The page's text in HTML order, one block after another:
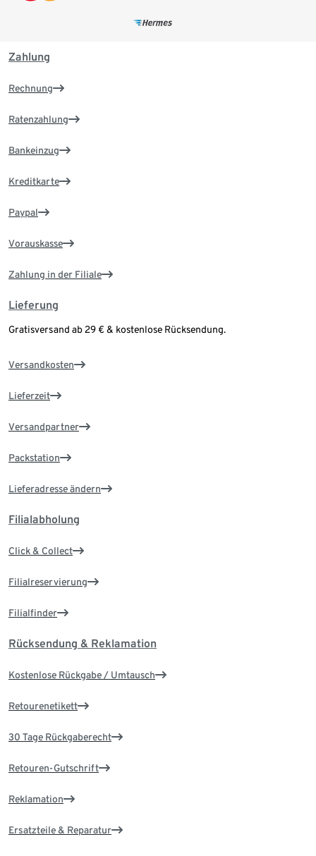
Zahlung
Rechnung
Ratenzahlung
Bankeinzug
Kreditkarte
Paypal
Vorauskasse
Zahlung in der Filiale
Lieferung
Gratisversand ab 29 € & kostenlose Rücksendung.
Versandkosten
Lieferzeit
Versandpartner
Packstation
Lieferadresse ändern
Filialabholung
Click & Collect
Filialreservierung
Filialfinder
Rücksendung & Reklamation
Kostenlose Rückgabe / Umtausch
Retourenetikett
30 Tage Rückgaberecht
Retouren-Gutschrift
Reklamation
Ersatzteile & Reparatur